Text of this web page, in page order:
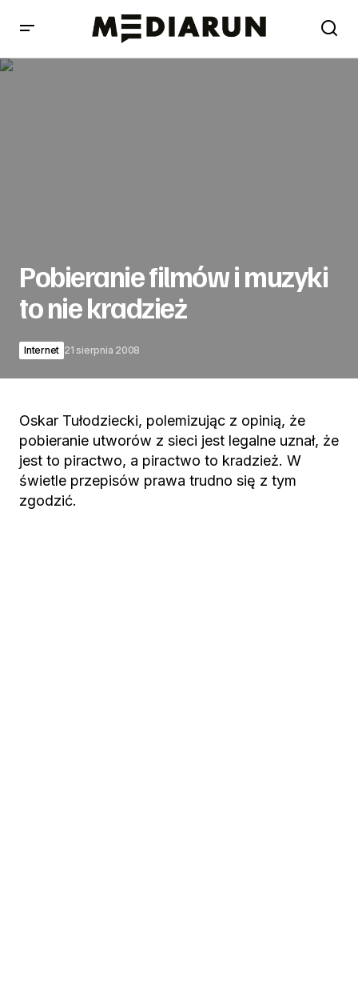
Pobieranie filmów i muzyki
to nie kradzież
Internet 21 sierpnia 2008
Oskar Tułodziecki, polemizując z opinią, że
pobieranie utworów z sieci jest legalne uznał, że
jest to piractwo, a piractwo to kradzież. W
świetle przepisów prawa trudno się z tym
zgodzić.